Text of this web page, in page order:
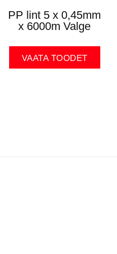
PP lint 5 x 0,45mm
x 6000m Valge
VAATA TOODET